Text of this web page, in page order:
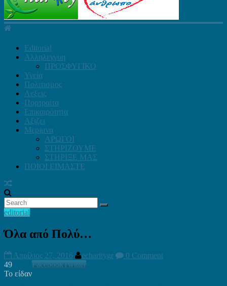
Editorial
Αλληλεγγυη
ΠΡΟΣΦΥΓΙΚΟ
Υγεία
Πολιτισμος
Λεξεις
Πορτραίτα
Επικαιρότητα
Αξιζει
Μεριμνα
ΑΡΩΓΟΙ
ΣΤΗΡΙΖΟΥΜΕ
ΣΤΗΡΙΞΕ ΜΑΣ
ΠΟΙΟΙ ΕΙΜΑΣΤΕ
editorial
Όλα από Πολύ…
Απρίλιος 27, 2016 echaritygr
0 Comment
49
Το είδαν
FacebookTwitter